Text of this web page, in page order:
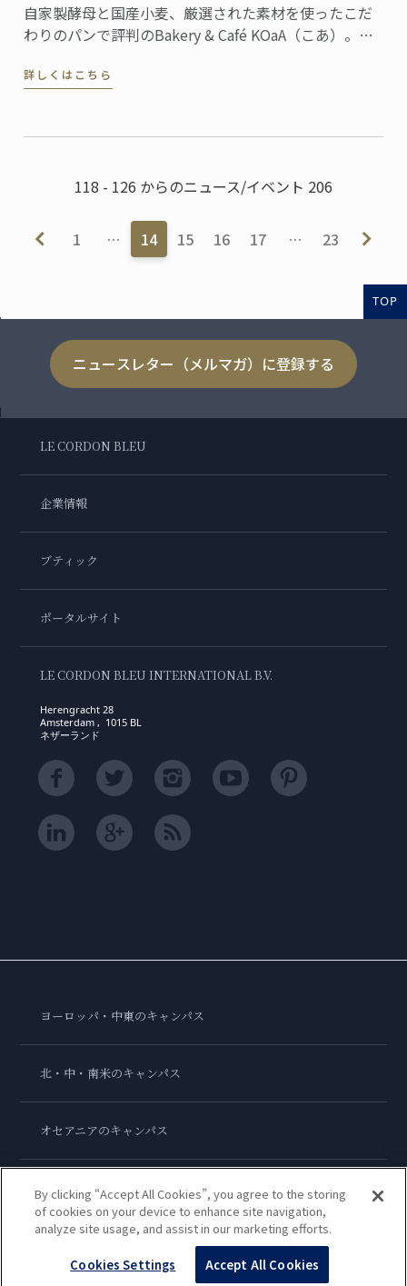
自家製酵母と国産小麦、厳選された素材を使ったこだ
わりのパンで評判のBakery & Café KOaA（こあ）。オ
パンディプロムを取得。川崎市・高津の住宅街でひと
詳しくはこちら
118 - 126 からのニュース/イベント 206
1 … 14 15 16 17 … 23
TOP
ニュースレター（メルマガ）に登録する
LE CORDON BLEU
企業情報
ブティック
ポータルサイト
LE CORDON BLEU INTERNATIONAL B.V.
Herengracht 28
Amsterdam , 1015 BL
ネザーランド
ヨーロッパ・中東のキャンパス
北・中・南米のキャンパス
オセアニアのキャンパス
アジアのキャンパス
ル・コルドン・ブルー・インターナショナル
By clicking “Accept All Cookies”, you agree to the storing
of cookies on your device to enhance site navigation,
analyze site usage, and assist in our marketing efforts.
Cookies Settings Accept All Cookies